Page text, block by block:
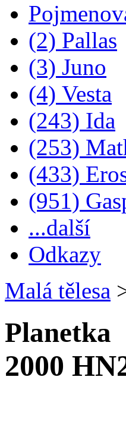
(2) Pallas
(3) Juno
(4) Vesta
(243) Ida
(253)
(433)
(951)
...další
Odkazy
Malá tělesa
Planetka
2000